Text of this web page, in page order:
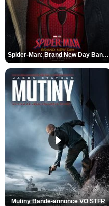
Spider-Man: Brand New Day Bande-annonce VO STFR
Mutiny Bande-annonce VO STFR